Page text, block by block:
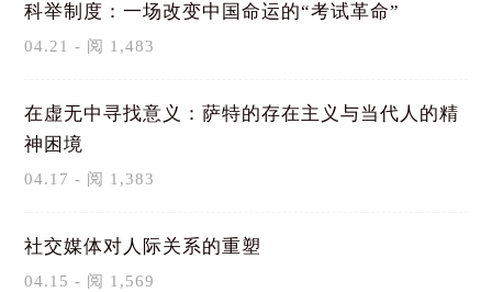
科举制度：一场改变中国命运的“考试革命”
04.21 - 阅 1,483
在虚无中寻找意义：萨特的存在主义与当代人的精
神困境
04.17 - 阅 1,383
社交媒体对人际关系的重塑
04.15 - 阅 1,569